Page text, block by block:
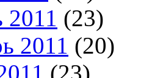
2011 (23)
2011 (20)